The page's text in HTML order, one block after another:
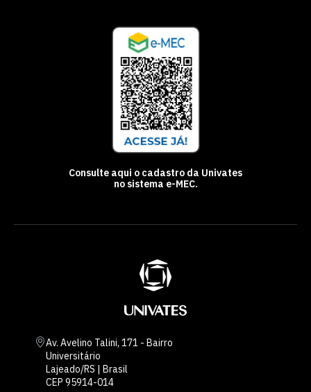
Consulte aqui o cadastro da Univates
no sistema e-MEC.
Av. Avelino Talini, 171 - Bairro
Universitário
Lajeado/RS | Brasil
CEP 95914-014